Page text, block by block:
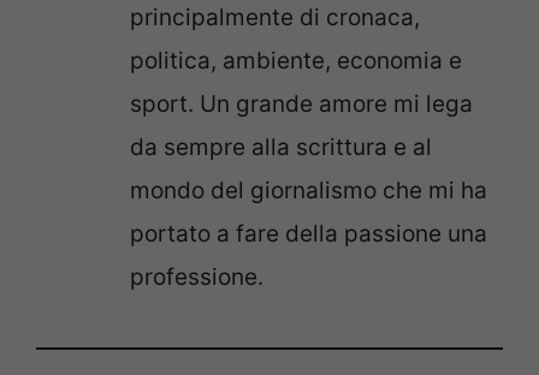
principalmente di cronaca,
politica, ambiente, economia e
sport. Un grande amore mi lega
da sempre alla scrittura e al
mondo del giornalismo che mi ha
portato a fare della passione una
professione.